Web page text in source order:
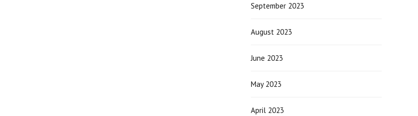
September 2023
August 2023
June 2023
May 2023
April 2023